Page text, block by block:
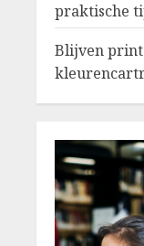
praktische
Blijven